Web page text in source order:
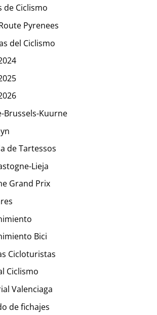
de Ciclismo
Pyrenees
del Ciclismo
Brussels-Kuurne
de Tartessos
Lieja
Grand Prix
Bici
Cicloturistas
Ciclismo
Valenciaga
de fichajes